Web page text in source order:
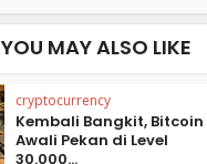
YOU MAY ALSO LIKE
cryptocurrency
Kembali Bangkit, Bitcoin
Awali Pekan di Level
30.000...